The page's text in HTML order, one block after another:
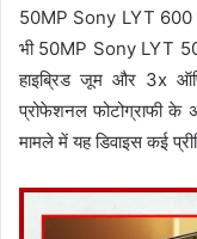
50MP Sony LYT 600
भी 50MP Sony LYT
हाइब्रिड जूम और 3x
प्रोफेशनल फोटोग्राफी के
मामले में यह डिवाइस कई